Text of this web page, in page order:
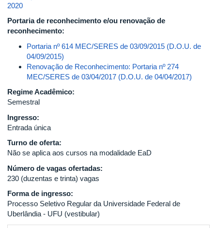
2020
Portaria de reconhecimento e/ou renovação de
reconhecimento:
Portaria nº 614 MEC/SERES de 03/09/2015 (D.O.U. de
04/09/2015)
Renovação de Reconhecimento: Portaria nº 274
MEC/SERES de 03/04/2017 (D.O.U. de 04/04/2017)
Regime Acadêmico:
Semestral
Ingresso:
Entrada única
Turno de oferta:
Não se aplica aos cursos na modalidade EaD
Número de vagas ofertadas:
230 (duzentas e trinta) vagas
Forma de ingresso:
Processo Seletivo Regular da Universidade Federal de
Uberlândia - UFU (vestibular)